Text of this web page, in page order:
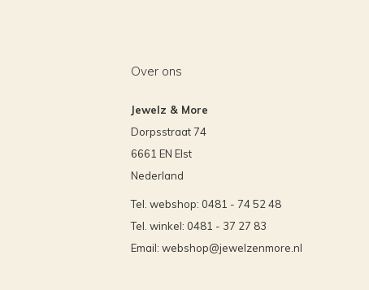
Over ons
Jewelz & More
Dorpsstraat 74
6661 EN Elst
Nederland
Tel. webshop: 0481 - 74 52 48
Tel. winkel: 0481 - 37 27 83
Email: webshop@jewelzenmore.nl